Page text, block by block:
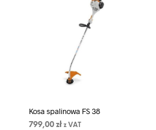
Kosa spalinowa FS 38
799,00 zł z VAT